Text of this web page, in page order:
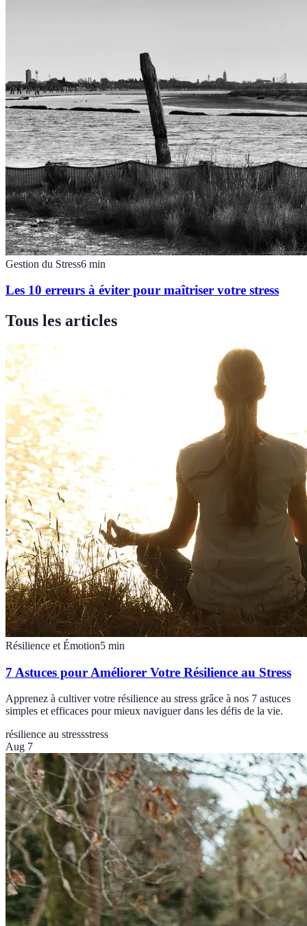
Gestion du Stress6 min
Les 10 erreurs à éviter pour maîtriser votre stress
Tous les articles
Résilience et Émotion5 min
7 Astuces pour Améliorer Votre Résilience au Stress
Apprenez à cultiver votre résilience au stress grâce à nos 7 astuces
simples et efficaces pour mieux naviguer dans les défis de la vie.
résilience au stressstress
Aug 7